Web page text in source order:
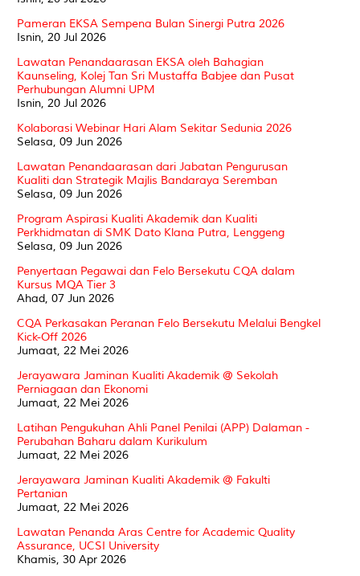
Pameran EKSA Sempena Bulan Sinergi Putra 2026
Isnin, 20 Jul 2026
Lawatan Penandaarasan EKSA oleh Bahagian
Kaunseling, Kolej Tan Sri Mustaffa Babjee dan Pusat
Perhubungan Alumni UPM
Isnin, 20 Jul 2026
Kolaborasi Webinar Hari Alam Sekitar Sedunia 2026
Selasa, 09 Jun 2026
Lawatan Penandaarasan dari Jabatan Pengurusan
Kualiti dan Strategik Majlis Bandaraya Seremban
Selasa, 09 Jun 2026
Program Aspirasi Kualiti Akademik dan Kualiti
Perkhidmatan di SMK Dato Klana Putra, Lenggeng
Selasa, 09 Jun 2026
Penyertaan Pegawai dan Felo Bersekutu CQA dalam
Kursus MQA Tier 3
Ahad, 07 Jun 2026
CQA Perkasakan Peranan Felo Bersekutu Melalui Bengkel
Kick-Off 2026
Jumaat, 22 Mei 2026
Jerayawara Jaminan Kualiti Akademik @ Sekolah
Perniagaan dan Ekonomi
Jumaat, 22 Mei 2026
Latihan Pengukuhan Ahli Panel Penilai (APP) Dalaman -
Perubahan Baharu dalam Kurikulum
Jumaat, 22 Mei 2026
Jerayawara Jaminan Kualiti Akademik @ Fakulti
Pertanian
Jumaat, 22 Mei 2026
Lawatan Penanda Aras Centre for Academic Quality
Assurance, UCSI University
Khamis, 30 Apr 2026